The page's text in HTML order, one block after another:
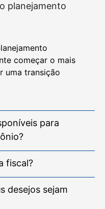
planejamento
começar o mais
uma transição
para
fiscal?
desejos sejam